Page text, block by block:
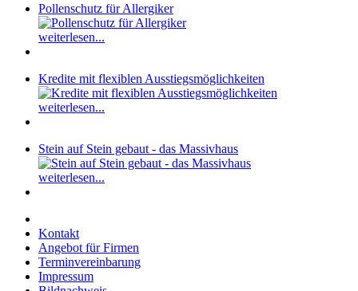
Pollenschutz für Allergiker
weiterlesen...
Kredite mit flexiblen Ausstiegsmöglichkeiten
weiterlesen...
Stein auf Stein gebaut - das Massivhaus
weiterlesen...
Kontakt
Angebot für Firmen
Terminvereinbarung
Impressum